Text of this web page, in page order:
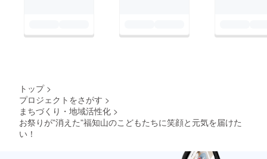
トップ >
プロジェクトをさがす >
まちづくり・地域活性化 >
お祭りが”消えた”福知山のこどもたちに笑顔と元気を届けた
い！